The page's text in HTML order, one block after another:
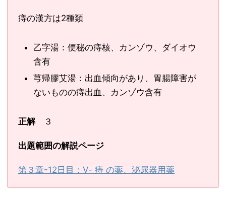
痔の漢方は2種類
乙字湯：便秘の痔核、カンゾウ、ダイオウ
含有
芎帰膠艾湯：出血傾向があり、胃腸障害が
ないものの痔出血、カンゾウ含有
正解３
出題範囲の解説ページ
第３章-12日目：Ⅴ- 痔 の薬、泌尿器用薬